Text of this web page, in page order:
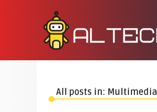
All posts in: Multimedia